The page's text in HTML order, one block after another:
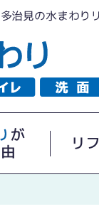
治見の水まわり
が
リ